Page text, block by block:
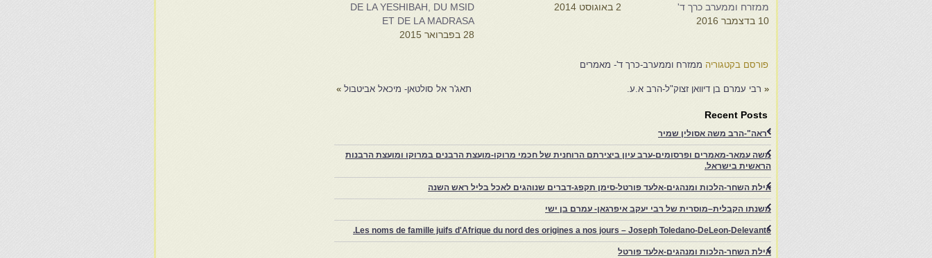
ממזרח וממערב כרך ד'
10 בדצמבר 2016
2 באוגוסט 2014
DE LA YESHIBAH, DU MSID
ET DE LA MADRASA
28 בפברואר 2015
פורסם בקטגוריה ממזרח וממערב-כרך ד'- מאמרים
« רבי עמרם בן דיוואן זצוק"ל-הרב א.ע. תאג'ר אל סולטאן- מיכאל אביטבול »
Recent Posts
"ראה"-הרב משה אסולין שמיר
משה עמאר-מאמרים ופרסומים-ערב עיון ביצירתם הרוחנית של חכמי מרוקו-מועצת הרבנים במרוקו ומועצת הרבנות
הראשית בישראל.
אילת השחר-הלכות ומנהגים-אלעד פורטל-סימן תקפג-דברים שנוהגים לאכל בליל ראש השנה
משנתו הקבלית–מוסרית של רבי יעקב איפרגאן- עמרם בן ישי
Les noms de famille juifs d'Afrique du nord des origines a nos jours – Joseph Toledano-DeLeon-Delevante.
אילת השחר-הלכות ומנהגים-אלעד פורטל